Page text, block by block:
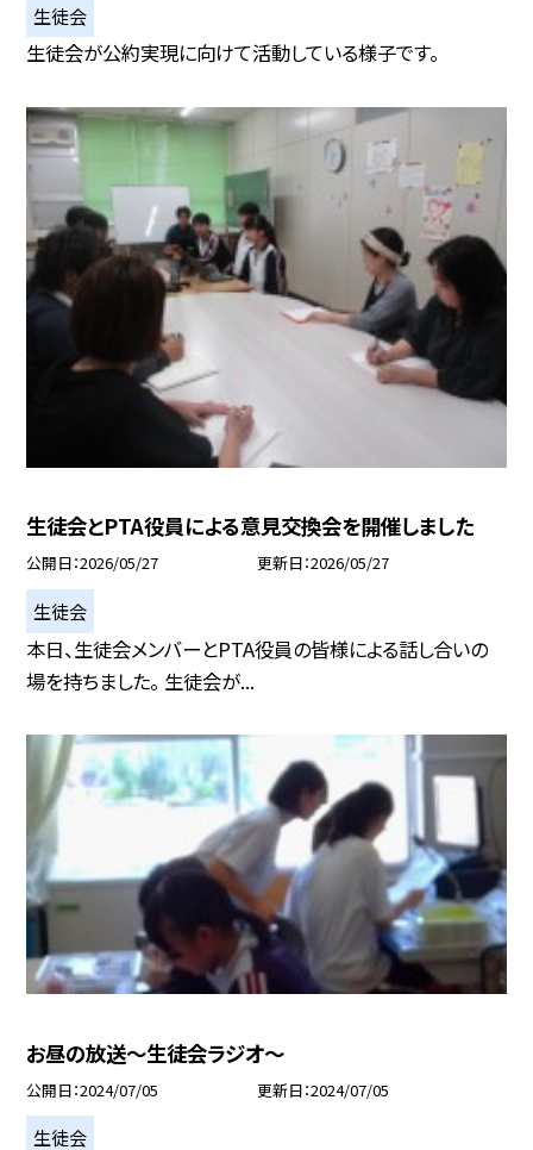
生徒会
生徒会が公約実現に向けて活動している様子です。
生徒会とPTA役員による意見交換会を開催しました
公開日 2026/05/27 更新日 2026/05/27
生徒会
本日、生徒会メンバーとPTA役員の皆様による話し合いの
場を持ちました。 生徒会が...
お昼の放送～生徒会ラジオ～
公開日 2024/07/05 更新日 2024/07/05
生徒会